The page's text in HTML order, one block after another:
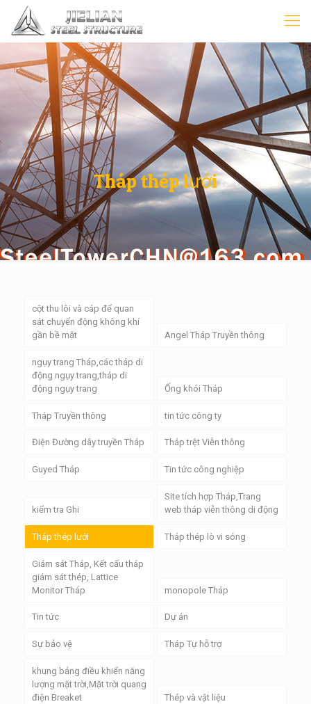
Tháp thép lưới
cột thu lôi và cáp để quan
sát chuyển động không khí
gần bề mặt
Angel Tháp Truyền thông
ngụy trang Tháp,các tháp di
động ngụy trang,tháp di
động ngụy trang
Ống khói Tháp
Tháp Truyền thông tin tức công ty
Điện Đường dây truyền Tháp Tháp trệt Viễn thông
Guyed Tháp Tin tức công nghiệp
kiểm tra Ghi
Site tích hợp Tháp,Trang
web tháp viễn thông di động
Tháp thép lưới Tháp thép lò vi sóng
Giám sát Tháp, Kết cấu tháp
giám sát thép, Lattice
Monitor Tháp
monopole Tháp
Tin tức Dự án
Sự bảo vệ Tháp Tự hỗ trợ
khung bảng điều khiển năng
lượng mặt trời,Mặt trời quang
điện Breaket
Thép và vật liệu